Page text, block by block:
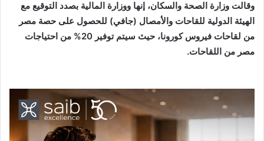
وقالت وزارة الصحة والسكان، إنها ووزارة المالية بصدد التوقيع مع
الهيئة الدولية للقاحات والأمصال (جافي) للحصول على حصة مصر
من لقاحات فيروس كورونا، حيث سيتم توفير 20% من احتياجات
مصر من اللقاحات.